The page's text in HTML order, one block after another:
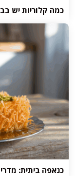
כמה קלוריות יש
כנאפה ביתית: